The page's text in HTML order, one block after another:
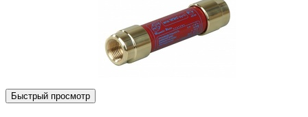
Быстрый просмотр